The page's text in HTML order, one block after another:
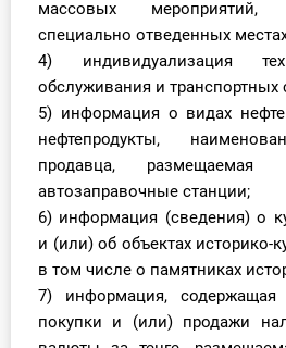
массовых
специально отведенных
4) индивидуализация
обслуживания и транспортных
5) информация о видах
нефтепродукты,
продавца,
автозаправочные станции;
6) информация (сведения) о
и (или) об объектах историко-
в том числе о памятниках
7) информация, содержащая
покупки и (или) продажи